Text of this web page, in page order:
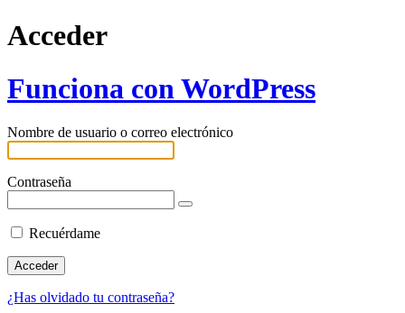
Acceder
Funciona con WordPress
Nombre de usuario o correo electrónico
Contraseña
Recuérdame
¿Has olvidado tu contraseña?